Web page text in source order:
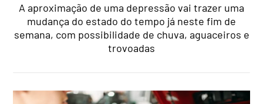
A aproximação de uma depressão vai trazer uma
mudança do estado do tempo já neste fim de
semana, com possibilidade de chuva, aguaceiros e
trovoadas